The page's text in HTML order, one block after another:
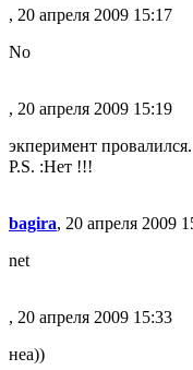
, 20 апреля 2009 15:17
No
, 20 апреля 2009 15:19
экперимент
P.S. :Нет !!!
bagira, 20 апреля 2009
net
, 20 апреля 2009 15:33
неа))